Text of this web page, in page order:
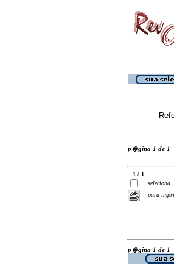
p�gina 1 de 1
1 / 1
seleciona
para
p�gina 1 de 1